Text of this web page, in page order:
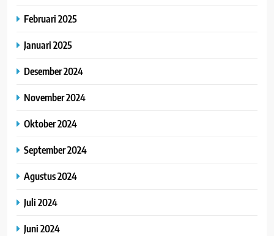
Februari 2025
Januari 2025
Desember 2024
November 2024
Oktober 2024
September 2024
Agustus 2024
Juli 2024
Juni 2024